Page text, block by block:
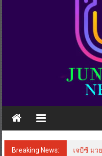
Breaking News:
เจบีซี ม